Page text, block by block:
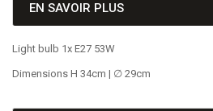
EN SAVOIR PLUS
Light bulb 1x E27 53W
Dimensions H 34cm | ∅ 29cm